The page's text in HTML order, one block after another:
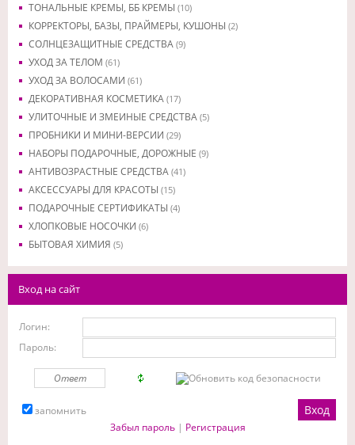
ТОНАЛЬНЫЕ КРЕМЫ, ББ КРЕМЫ (10)
КОРРЕКТОРЫ, БАЗЫ, ПРАЙМЕРЫ, КУШОНЫ (2)
СОЛНЦЕЗАЩИТНЫЕ СРЕДСТВА (9)
УХОД ЗА ТЕЛОМ (61)
УХОД ЗА ВОЛОСАМИ (61)
ДЕКОРАТИВНАЯ КОСМЕТИКА (17)
УЛИТОЧНЫЕ И ЗМЕИНЫЕ СРЕДСТВА (5)
ПРОБНИКИ И МИНИ-ВЕРСИИ (29)
НАБОРЫ ПОДАРОЧНЫЕ, ДОРОЖНЫЕ (9)
АНТИВОЗРАСТНЫЕ СРЕДСТВА (41)
АКСЕССУАРЫ ДЛЯ КРАСОТЫ (15)
ПОДАРОЧНЫЕ СЕРТИФИКАТЫ (4)
ХЛОПКОВЫЕ НОСОЧКИ (6)
БЫТОВАЯ ХИМИЯ (5)
Вход на сайт
Логин:
Пароль:
запомнить
Забыл пароль| Регистрация